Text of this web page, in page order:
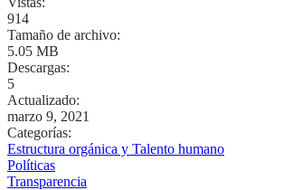
914
Tamaño de archivo:
5.05 MB
Descargas:
5
Actualizado:
marzo 9, 2021
Categorías:
Estructura orgánica y Talento humano
Políticas
Transparencia